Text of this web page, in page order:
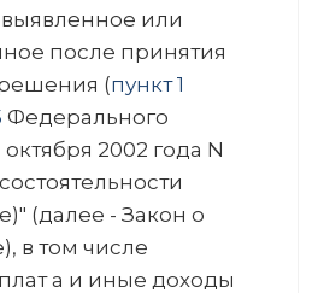
или
после принятия
(пункт 1
Федерального
октября 2002 года N
(далее - Закон о
в том числе
а и иные доходы